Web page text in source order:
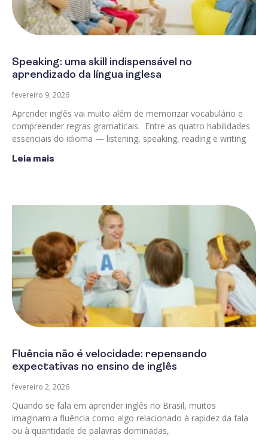
Speaking: uma skill indispensável no
aprendizado da língua inglesa
fevereiro 9, 2026
Aprender inglês vai muito além de memorizar vocabulário e
compreender regras gramaticais. Entre as quatro habilidades
essenciais do idioma — listening, speaking, reading e writing
Leia mais
Fluência não é velocidade: repensando
expectativas no ensino de inglês
fevereiro 2, 2026
Quando se fala em aprender inglês no Brasil, muitos
imaginam a fluência como algo relacionado à rapidez da fala
ou à quantidade de palavras dominadas,